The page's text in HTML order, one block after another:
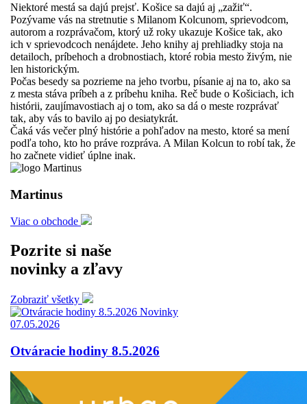
Niektoré mestá sa dajú prejsť. Košice sa dajú aj „zažiť“.
Pozývame vás na stretnutie s Milanom Kolcunom, sprievodcom,
autorom a rozprávačom, ktorý už roky ukazuje Košice tak, ako
ich v sprievodcoch nenájdete. Jeho knihy aj prehliadky stoja na
detailoch, príbehoch a drobnostiach, ktoré robia mesto živým, nie
len historickým.
Počas besedy sa pozrieme na jeho tvorbu, písanie aj na to, ako sa
z mesta stáva príbeh a z príbehu kniha. Reč bude o Košiciach, ich
histórii, zaujímavostiach aj o tom, ako sa dá o meste rozprávať
tak, aby vás to bavilo aj po desiatykrát.
Čaká vás večer plný histórie a pohľadov na mesto, ktoré sa mení
podľa toho, kto ho práve rozpráva. A Milan Kolcun to robí tak, že
ho začnete vidieť úplne inak.
Martinus
Viac o obchode
Pozrite si naše
novinky a zľavy
Zobraziť všetky
Novinky
07.05.2026
Otváracie hodiny 8.5.2026